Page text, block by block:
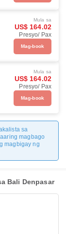
Mula sa
US$ 164.02
Presyo/ Pax
Mag-book
Mula sa
US$ 164.02
Presyo/ Pax
Mag-book
sa
magbago
magbigay ng
Bali Denpasar